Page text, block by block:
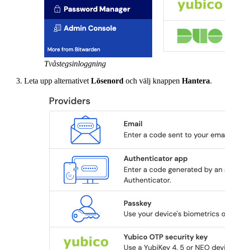
Tvåstegsinloggning
Leta upp alternativet Lösenord och välj knappen Hantera.